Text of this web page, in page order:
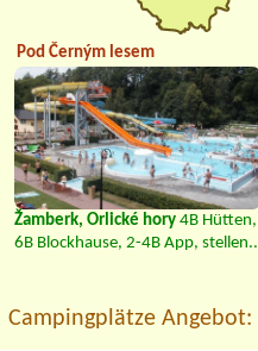
Pod Černým lesem
Žamberk, Orlické hory 4B Hütten,
6B Blockhause, 2-4B App, stellen..
Campingplätze Angebot: